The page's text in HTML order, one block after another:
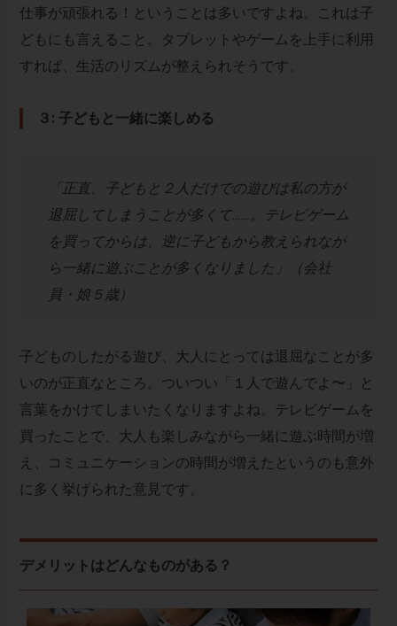
仕事が頑張れる！ということは多いですよね。これは子
どもにも言えること。タブレットやゲームを上手に利用
すれば、生活のリズムが整えられそうです。
３: 子どもと一緒に楽しめる
「正直、子どもと２人だけでの遊びは私の方が
退屈してしまうことが多くて……。テレビゲーム
を買ってからは、逆に子どもから教えられなが
ら一緒に遊ぶことが多くなりました」（会社
員・娘５歳）
子どものしたがる遊び、大人にとっては退屈なことが多
いのが正直なところ。ついつい「１人で遊んでよ〜」と
言葉をかけてしまいたくなりますよね。テレビゲームを
買ったことで、大人も楽しみながら一緒に遊ぶ時間が増
え、コミュニケーションの時間が増えたというのも意外
に多く挙げられた意見です。
デメリットはどんなものがある？